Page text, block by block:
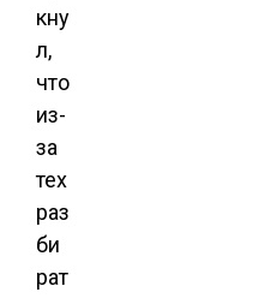
кну
л,
что
из-
за
тех
раз
би
рат